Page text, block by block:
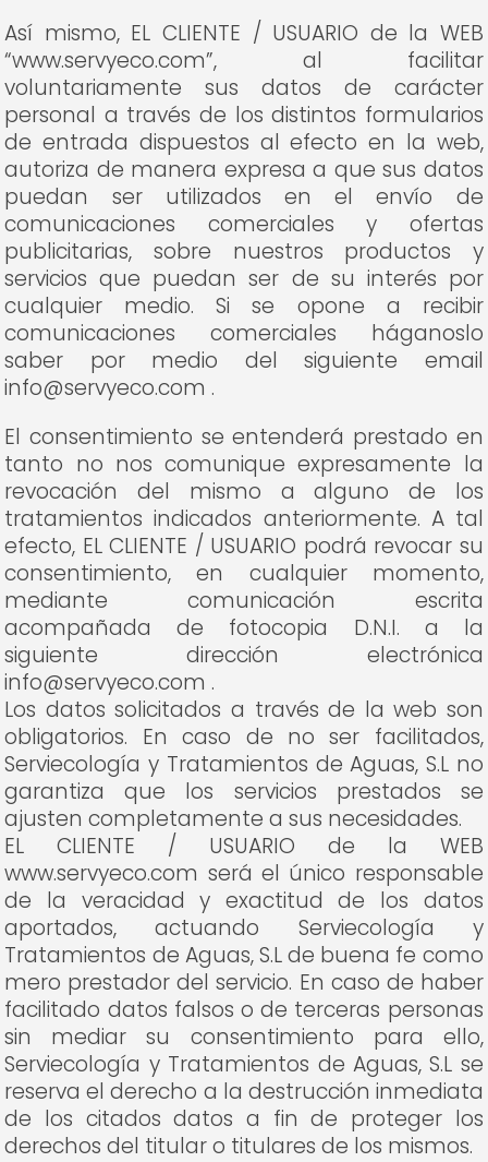
Así mismo, EL CLIENTE / USUARIO de la WEB
“www.servyeco.com”, al facilitar
voluntariamente sus datos de carácter
personal a través de los distintos formularios
de entrada dispuestos al efecto en la web,
autoriza de manera expresa a que sus datos
puedan ser utilizados en el envío de
comunicaciones comerciales y ofertas
publicitarias, sobre nuestros productos y
servicios que puedan ser de su interés por
cualquier medio. Si se opone a recibir
comunicaciones comerciales háganoslo
saber por medio del siguiente email
info@servyeco.com .
El consentimiento se entenderá prestado en
tanto no nos comunique expresamente la
revocación del mismo a alguno de los
tratamientos indicados anteriormente. A tal
efecto, EL CLIENTE / USUARIO podrá revocar su
consentimiento, en cualquier momento,
mediante comunicación escrita
acompañada de fotocopia D.N.I. a la
siguiente dirección electrónica
info@servyeco.com .
Los datos solicitados a través de la web son
obligatorios. En caso de no ser facilitados,
Serviecología y Tratamientos de Aguas, S.L no
garantiza que los servicios prestados se
ajusten completamente a sus necesidades.
EL CLIENTE / USUARIO de la WEB
www.servyeco.com será el único responsable
de la veracidad y exactitud de los datos
aportados, actuando Serviecología y
Tratamientos de Aguas, S.L de buena fe como
mero prestador del servicio. En caso de haber
facilitado datos falsos o de terceras personas
sin mediar su consentimiento para ello,
Serviecología y Tratamientos de Aguas, S.L se
reserva el derecho a la destrucción inmediata
de los citados datos a fin de proteger los
derechos del titular o titulares de los mismos.